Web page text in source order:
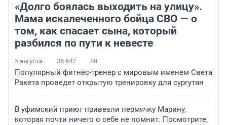
«Долго боялась выходить на улицу».
Мама искалеченного бойца СВО — о
том, как спасает сына, который
разбился по пути к невесте
5 августа 36 642 88
Популярный фитнес-тренер с мировым именем Света
Ракета проведет открытую тренировку для сургутян
В уфимский приют привезли пермячку Марину,
которая почти ничего о себе не помнит. Посмотрите,